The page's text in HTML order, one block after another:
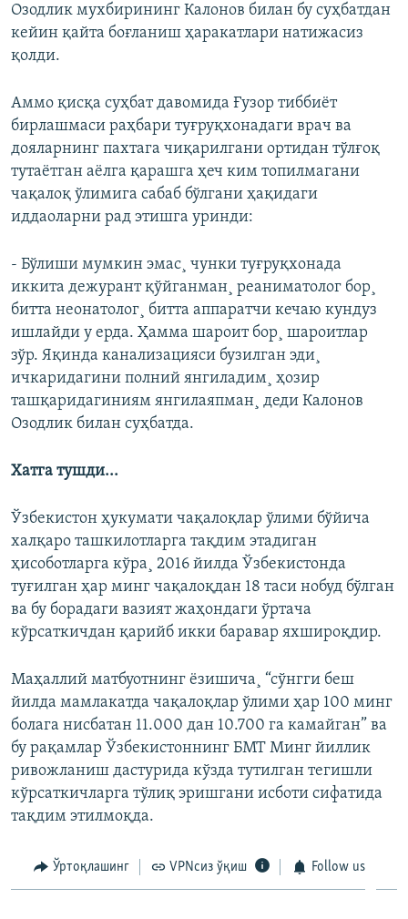
Озодлик мухбирининг Калонов билан бу суҳбатдан
кейин қайта боғланиш ҳаракатлари натижасиз
қолди.
Аммо қисқа суҳбат давомида Ғузор тиббиëт
бирлашмаси раҳбари туғруқхонадаги врач ва
дояларнинг пахтага чиқарилгани ортидан тўлғоқ
тутаëтган аëлга қарашга ҳеч ким топилмагани
чақалоқ ўлимига сабаб бўлгани ҳақидаги
иддаоларни рад этишга уринди:
- Бўлиши мумкин эмас¸ чунки туғруқхонада
иккита дежурант қўйганман¸ реаниматолог бор¸
битта неонатолог¸ битта аппаратчи кечаю кундуз
ишлайди у ерда. Ҳамма шароит бор¸ шароитлар
зўр. Яқинда канализацияси бузилган эди¸
ичкаридагини полний янгиладим¸ ҳозир
ташқаридагиниям янгилаяпман¸ деди Калонов
Озодлик билан суҳбатда.
Хатга тушди...
Ўзбекистон ҳукумати чақалоқлар ўлими бўйича
халқаро ташкилотларга тақдим этадиган
ҳисоботларга кўра¸ 2016 йилда Ўзбекистонда
туғилган ҳар минг чақалоқдан 18 таси нобуд бўлган
ва бу борадаги вазият жаҳондаги ўртача
кўрсаткичдан қарийб икки баравар яхшироқдир.
Маҳаллий матбуотнинг ëзишича¸ “сўнгги беш
йилда мамлакатда чақалоқлар ўлими ҳар 100 минг
болага нисбатан 11.000 дан 10.700 га камайган” ва
бу рақамлар Ўзбекистоннинг БМТ Минг йиллик
ривожланиш дастурида кўзда тутилган тегишли
кўрсаткичларга тўлиқ эришгани исботи сифатида
тақдим этилмоқда.
Ўртоқлашинг VPNсиз ўқиш Follow us